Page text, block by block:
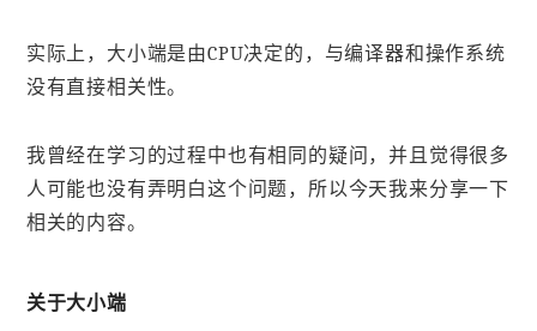
实际上，大小端是由CPU决定的，与编译器和操作系统
没有直接相关性。
我曾经在学习的过程中也有相同的疑问，并且觉得很多
人可能也没有弄明白这个问题，所以今天我来分享一下
相关的内容。
关于大小端